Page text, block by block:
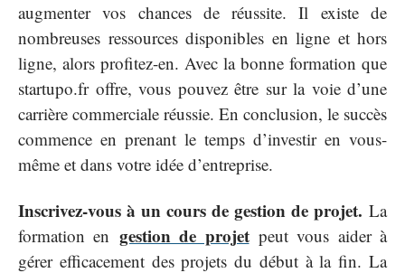
augmenter vos chances de réussite. Il existe de
nombreuses ressources disponibles en ligne et hors
ligne, alors profitez-en. Avec la bonne formation que
startupo.fr offre, vous pouvez être sur la voie d’une
carrière commerciale réussie. En conclusion, le succès
commence en prenant le temps d’investir en vous-
même et dans votre idée d’entreprise.
Inscrivez-vous à un cours de gestion de projet. La
formation en gestion de projetpeut vous aider à
gérer efficacement des projets du début à la fin. La